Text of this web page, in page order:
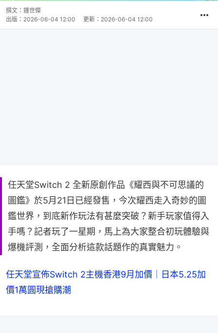
撰文： 鍾世傑
出版： 2026-06-04 12:00 更新： 2026-06-04 12:00
任天堂Switch 2 全新原創作品《耀西與不可思議的
圖鑑》於5月21日已經發售，今次耀西走入奇妙的圖
鑑世界，到底新作玩法有甚麼突破？新手玩家值得入
手嗎？記者玩了一星期，馬上為大家整合初玩體驗與
爆機評測，全面分析這款話題作的真實魅力。
任天堂宣佈Switch 2主機香港9月加價｜日本5.25加
價1萬圓現搶購潮